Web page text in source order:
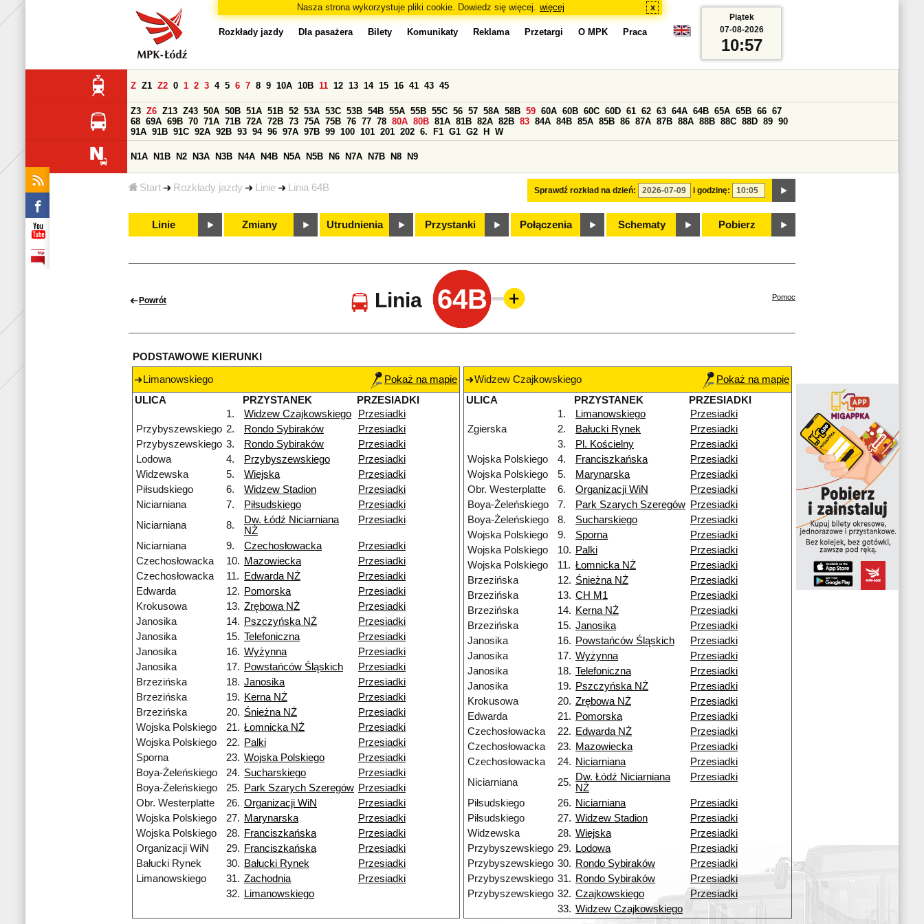
Nasza strona wykorzystuje pliki cookie. Dowiedz się więcej. więcej x
Start Rozkłady jazdy Linie Linia 64B
Rozkłady jazdy Dla pasażera Bilety Komunikaty Reklama Przetargi O MPK Praca
Sprawdź rozkład na dzień: i godzinę:
Z Z1 Z2 0 1 2 3 4 5 6 7 8 9 10A 10B 11 12 13 14 15 16 41 43 45
Z3 Z6 Z13 Z43 50A 50B 51A 51B 52 53A 53C 53B 54B 55A 55B 55C 56 57 58A 58B 59 60A 60B 60C 60D 61 62 63 64A 64B 65A 65B 66 67
68 69A 69B 70 71A 71B 72A 72B 73 75A 75B 76 77 78 80A 80B 81A 81B 82A 82B 83 84A 84B 85A 85B 86 87A 87B 88A 88B 88C 88D 89 90
91A 91B 91C 92A 92B 93 94 96 97A 97B 99 100 101 201 202 6. F1 G1 G2 H W
N1A N1B N2 N3A N3B N4A N4B N5A N5B N6 N7A N7B N8 N9
Linie Zmiany Utrudnienia Przystanki Połączenia Schematy Pobierz
Piątek
07-08-2026
10:57
Powrót Linia 64B Pomoc
PODSTAWOWE KIERUNKI
Limanowskiego
Pokaż na mapie
ULICA
PRZYSTANEK
PRZESIADKI
1.
Widzew Czajkowskiego
Przesiadki
Przybyszewskiego 2. Rondo Sybiraków
Przesiadki
Przybyszewskiego 3. Rondo Sybiraków
Przesiadki
Lodowa
4. Przybyszewskiego
Przesiadki
Widzewska
5. Wiejska
Przesiadki
Piłsudskiego
6. Widzew Stadion
Przesiadki
Niciarniana
7. Piłsudskiego
Przesiadki
Niciarniana
8.
Dw. Łódź Niciarniana
NŻ
Przesiadki
Niciarniana 9. Czechosłowacka
Przesiadki
Czechosłowacka
10. Mazowiecka
Przesiadki
Czechosłowacka
11. Edwarda NŻ
Przesiadki
Edwarda
12. Pomorska
Przesiadki
Krokusowa
13. Zrębowa NŻ
Przesiadki
Janosika
14. Pszczyńska NŻ
Przesiadki
Janosika
15. Telefoniczna
Przesiadki
Janosika
16. Wyżynna
Przesiadki
Janosika
17. Powstańców Śląskich
Przesiadki
Brzezińska
18. Janosika
Przesiadki
Brzezińska
19. Kerna NŻ
Przesiadki
Brzezińska
20. Śnieżna NŻ
Przesiadki
Wojska Polskiego
21. Łomnicka NŻ
Przesiadki
Wojska Polskiego
22. Palki
Przesiadki
Sporna
23. Wojska Polskiego
Przesiadki
Boya-Żeleńskiego
24. Sucharskiego
Przesiadki
Boya-Żeleńskiego
25. Park Szarych Szeregów Przesiadki
Obr. Westerplatte
26. Organizacji WiN
Przesiadki
Wojska Polskiego
27. Marynarska
Przesiadki
Wojska Polskiego
28. Franciszkańska
Przesiadki
Organizacji WiN
29. Franciszkańska
Przesiadki
Bałucki Rynek
30. Bałucki Rynek
Przesiadki
Limanowskiego
31. Zachodnia
Przesiadki
32.
Limanowskiego
Widzew Czajkowskiego
Pokaż na mapie
ULICA
PRZYSTANEK
PRZESIADKI
1.
Limanowskiego
Przesiadki
Zgierska
2. Bałucki Rynek
Przesiadki
3.
Pl. Kościelny
Przesiadki
Wojska Polskiego
4. Franciszkańska
Przesiadki
Wojska Polskiego
5. Marynarska
Przesiadki
Obr. Westerplatte
6. Organizacji WiN
Przesiadki
Boya-Żeleńskiego
7. Park Szarych Szeregów Przesiadki
Boya-Żeleńskiego
8. Sucharskiego
Przesiadki
Wojska Polskiego
9. Sporna
Przesiadki
Wojska Polskiego
10. Palki
Przesiadki
Wojska Polskiego
11. Łomnicka NŻ
Przesiadki
Brzezińska
12. Śnieżna NŻ
Przesiadki
Brzezińska
13. CH M1
Przesiadki
Brzezińska
14. Kerna NŻ
Przesiadki
Brzezińska
15. Janosika
Przesiadki
Janosika
16. Powstańców Śląskich
Przesiadki
Janosika
17. Wyżynna
Przesiadki
Janosika
18. Telefoniczna
Przesiadki
Janosika
19. Pszczyńska NŻ
Przesiadki
Krokusowa
20. Zrębowa NŻ
Przesiadki
Edwarda
21. Pomorska
Przesiadki
Czechosłowacka
22. Edwarda NŻ
Przesiadki
Czechosłowacka
23. Mazowiecka
Przesiadki
Czechosłowacka
24. Niciarniana
Przesiadki
Niciarniana
25. Dw. Łódź Niciarniana
NŻ
Przesiadki
Piłsudskiego 26. Niciarniana
Przesiadki
Piłsudskiego
27. Widzew Stadion
Przesiadki
Widzewska
28. Wiejska
Przesiadki
Przybyszewskiego 29. Lodowa
Przesiadki
Przybyszewskiego 30. Rondo Sybiraków
Przesiadki
Przybyszewskiego 31. Rondo Sybiraków
Przesiadki
Przybyszewskiego 32. Czajkowskiego
Przesiadki
33. Widzew Czajkowskiego